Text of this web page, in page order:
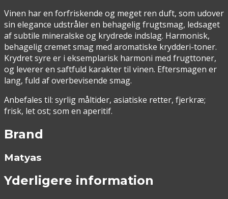
Vinen har en forfriskende og meget ren duft, som udover
sin elegance udstråler en behagelig frugtsmag, ledsaget
af subtile mineralske og krydrede indslag. Harmonisk,
behagelig cremet smag med aromatiske krydderi-toner.
Krydret syre er i eksemplarisk harmoni med frugttoner,
og leverer en saftfuld karakter til vinen. Eftersmagen er
lang, fuld af overbevisende smag.
Anbefales til: syrlig måltider, asiatiske retter, fjerkræ;
frisk, let ost; som en aperitif.
Brand
Matyas
Yderligere information